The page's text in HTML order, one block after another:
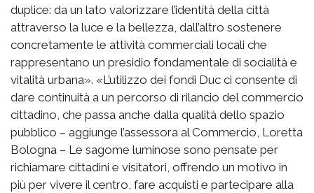
duplice: da un lato valorizzare l’identità della città
attraverso la luce e la bellezza, dall’altro sostenere
concretamente le attività commerciali locali che
rappresentano un presidio fondamentale di socialità e
vitalità urbana». «L’utilizzo dei fondi Duc ci consente di
dare continuità a un percorso di rilancio del commercio
cittadino, che passa anche dalla qualità dello spazio
pubblico – aggiunge l’assessora al Commercio, Loretta
Bologna – Le sagome luminose sono pensate per
richiamare cittadini e visitatori, offrendo un motivo in
più per vivere il centro, fare acquisti e partecipare alla